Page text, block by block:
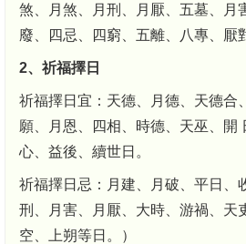
煞、月煞、月刑、月厭、五墓、月
廢、四忌、四窮、五離、八專、厭
2、祈福擇日
祈福擇日宜：天德、月德、天德合
願、月恩、四相、時德、天巫、開
心、益後、續世日。
祈福擇日忌：月建、月破、平日、
刑、月害、月厭、大時、游禍、天
空、上朔等日。）